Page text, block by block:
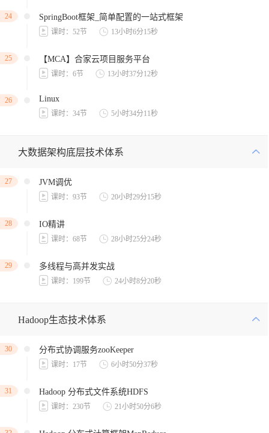
24 SpringBoot框架_简单配置的一站式框架
课时：52节 13小时6分15秒
25 【MCA】合家云项目服务平台
课时：6节 13小时37分12秒
26 Linux
课时：34节 5小时34分11秒
大数据架构底层技术体系
27 JVM调优
课时：93节 20小时29分15秒
28 IO精讲
课时：68节 28小时25分24秒
29 多线程与高并发实战
课时：199节 24小时8分20秒
Hadoop生态技术体系
30 分布式协调服务zooKeeper
课时：17节 6小时50分37秒
31 Hadoop 分布式文件系统HDFS
课时：230节 21小时50分6秒